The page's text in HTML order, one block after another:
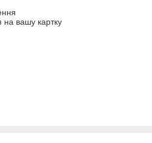
на вашу картку